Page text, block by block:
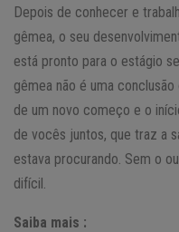
Depois de conhecer e
gêmea, o seu
está pronto para o estágio
gêmea não é uma
de um novo começo e o
de vocês juntos, que traz a
estava procurando. Sem o
difícil.
Saiba mais :